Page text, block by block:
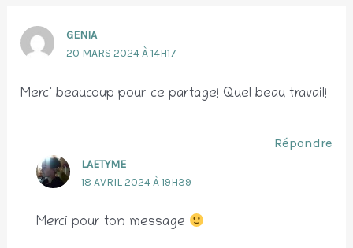
GENIA
20 MARS 2024 À 14H17
Merci beaucoup pour ce partage! Quel beau travail!
Répondre
LAETYME
18 AVRIL 2024 À 19H39
Merci pour ton message